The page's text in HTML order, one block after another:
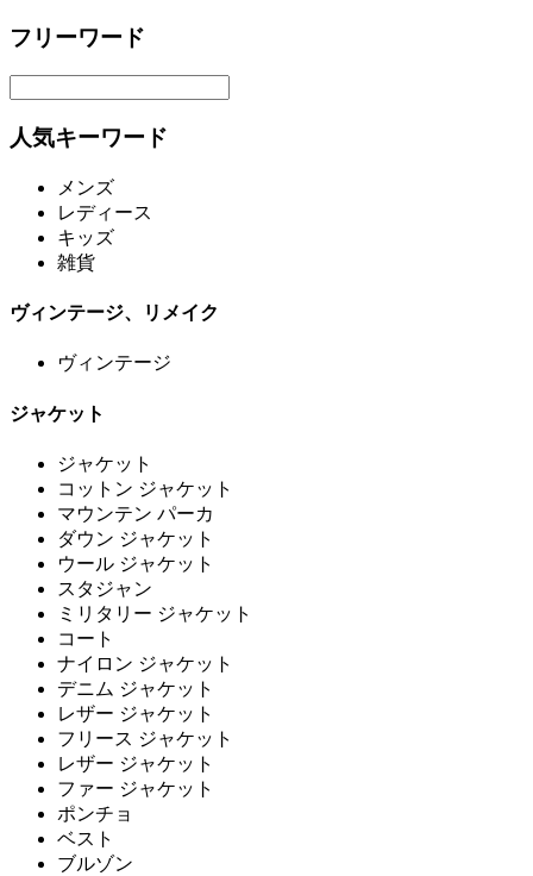
フリーワード
人気キーワード
メンズ
レディース
キッズ
雑貨
ヴィンテージ、リメイク
ヴィンテージ
ジャケット
ジャケット
コットン ジャケット
マウンテン パーカ
ダウン ジャケット
ウール ジャケット
スタジャン
ミリタリー ジャケット
コート
ナイロン ジャケット
デニム ジャケット
レザー ジャケット
フリース ジャケット
レザー ジャケット
ファー ジャケット
ポンチョ
ベスト
ブルゾン